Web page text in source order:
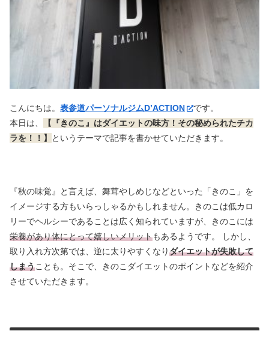
こんにちは。 表参道パーソナルジムD’ACTION
です。
本日は、
【『きのこ』はダイエットの味方！その秘められたチカ
ラを！！】
というテーマで記事を書かせていただきます。
『秋の味覚』と言えば、舞茸やしめじなどといった「きのこ」を
イメージする方もいらっしゃるかもしれません。きのこは低カロ
リーでヘルシーであることは広く知られていますが、きのこには
栄養があり体にとって嬉しいメリットもあるようです。 しかし、
取り入れ方次第では、逆に太りやすくなりダイエットが失敗して
しまうことも。そこで、きのこダイエットのポイントなどを紹介
させていただきます。